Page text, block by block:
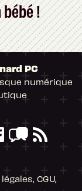
!
PC
numérique
CGU,